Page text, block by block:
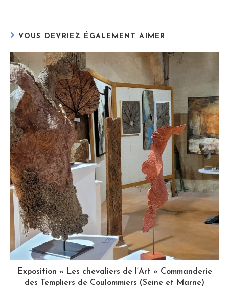
VOUS DEVRIEZ ÉGALEMENT AIMER
Exposition « Les chevaliers de l’Art » Commanderie
des Templiers de Coulommiers (Seine et Marne)